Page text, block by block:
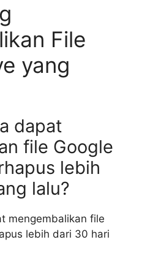
File
yang
dapat
file Google
lebih
lalu?
mengembalikan file
lebih dari 30 hari